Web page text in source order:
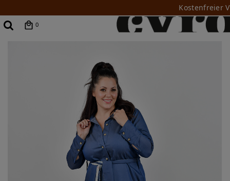
Kostenfreier
0